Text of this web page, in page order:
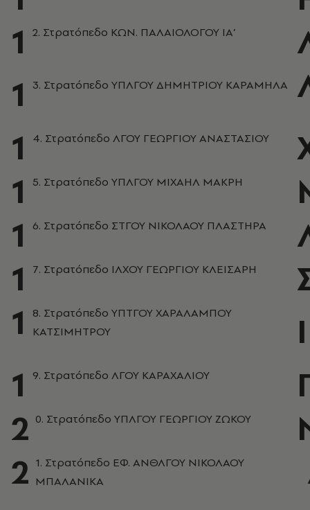
1
2. Στρατόπεδο ΚΩΝ. ΠΑΛΑΙΟΛΟΓΟΥ ΙΑ’
1
3. Στρατόπεδο ΥΠΛΓΟΥ ΔΗΜΗΤΡΙΟΥ ΚΑΡΑΜΗΛΑ
1
4. Στρατόπεδο ΛΓΟΥ ΓΕΩΡΓΙΟΥ ΑΝΑΣΤΑΣΙΟΥ
1
5. Στρατόπεδο ΥΠΛΓΟΥ ΜΙΧΑΗΛ ΜΑΚΡΗ
1
6. Στρατόπεδο ΣΤΓΟΥ ΝΙΚΟΛΑΟΥ ΠΛΑΣΤΗΡΑ
1
7. Στρατόπεδο ΙΛΧΟΥ ΓΕΩΡΓΙΟΥ ΚΛΕΙΣΑΡΗ
1
8. Στρατόπεδο ΥΠΤΓΟΥ ΧΑΡΑΛΑΜΠΟΥ
ΚΑΤΣΙΜΗΤΡΟΥ
Ι
1
9. Στρατόπεδο ΛΓΟΥ ΚΑΡΑΧΑΛΙΟΥ
2 0. Στρατόπεδο ΥΠΛΓΟΥ ΓΕΩΡΓΙΟΥ ΖΩΚΟΥ
2 1. Στρατόπεδο ΕΦ. ΑΝΘΛΓΟΥ ΝΙΚΟΛΑΟΥ
ΜΠΑΛΑΝΙΚΑ